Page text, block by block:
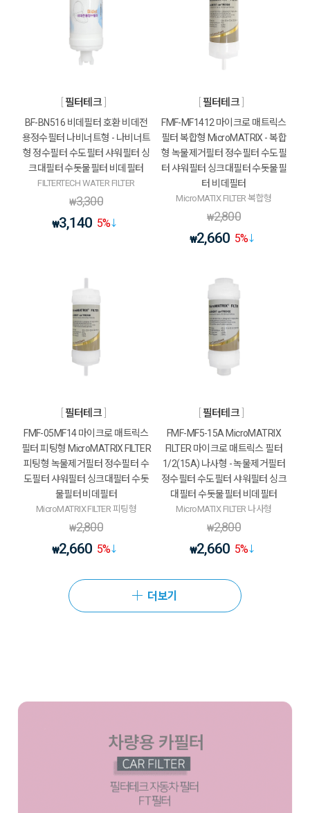
필터테크
BF-BN516 비데필터 호환 비데전
용정수필터 나비너트형 - 나비너트
형 정수필터 수도필터 샤워필터 싱
크대필터 수돗물필터 비데필터
FILTERTECH WATER FILTER
₩3,300
₩3,140 5%
필터테크
FMF-MF1412 마이크로 매트릭스
필터 복합형 MicroMATRIX - 복합
형 녹물제거필터 정수필터 수도필
터 샤워필터 싱크대필터 수돗물필
터 비데필터
MicroMATIX FILTER 복합형
₩2,800
₩2,660 5%
필터테크
FMF-05MF14 마이크로 매트릭스
필터 피팅형 MicroMATRIX FILTER
피팅형 녹물제거필터 정수필터 수
도필터 샤워필터 싱크대필터 수돗
물필터 비데필터
MicroMATRIX FILTER 피팅형
₩2,800
₩2,660 5%
필터테크
FMF-MF5-15A MicroMATRIX
FILTER 마이크로 매트릭스 필터
1/2(15A) 나사형 - 녹물제거필터
정수필터 수도필터 샤워필터 싱크
대필터 수돗물필터 비데필터
MicroMATIX FILTER 나사형
₩2,800
₩2,660 5%
더보기